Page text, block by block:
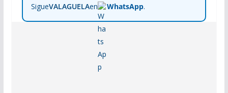
SigueVALAGUELAen WhatsApp.